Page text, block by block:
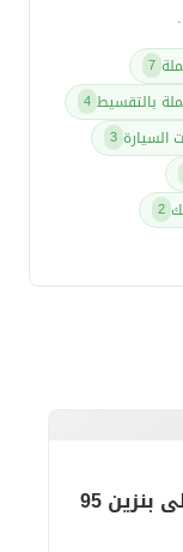
7
بالتقسيط 4
السيارة 3
2
أسعار البنزين اليوم في مصر.أعلى بنزين 95